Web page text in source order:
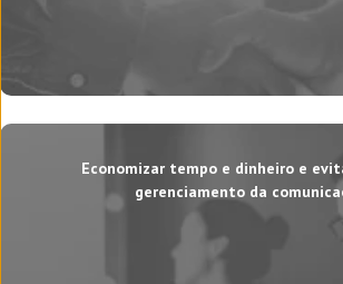
Economizar tempo e dinheiro e
gerenciamento da